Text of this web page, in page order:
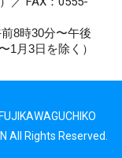
8時30分〜午後
1月3日を除く）
All Rights Reserved.